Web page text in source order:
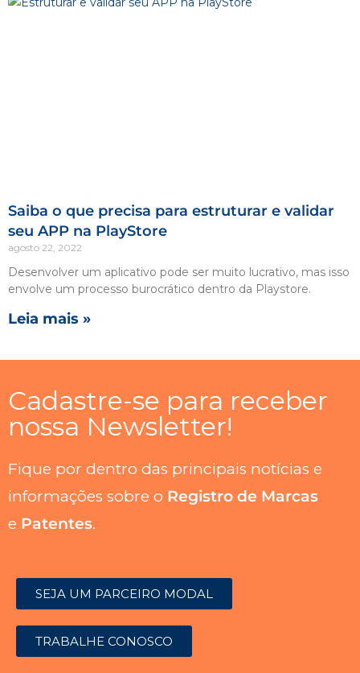
Saiba o que precisa para estruturar e validar
seu APP na PlayStore
agosto 22, 2022
Desenvolver um aplicativo pode ser muito lucrativo, mas isso
envolve um processo burocrático dentro da Playstore.
Leia mais »
Cadastre-se para receber
nossa Newsletter!
Fique por dentro das principais notícias e
informações sobre o Registro de Marcas
e Patentes.
SEJA UM PARCEIRO MODAL
TRABALHE CONOSCO